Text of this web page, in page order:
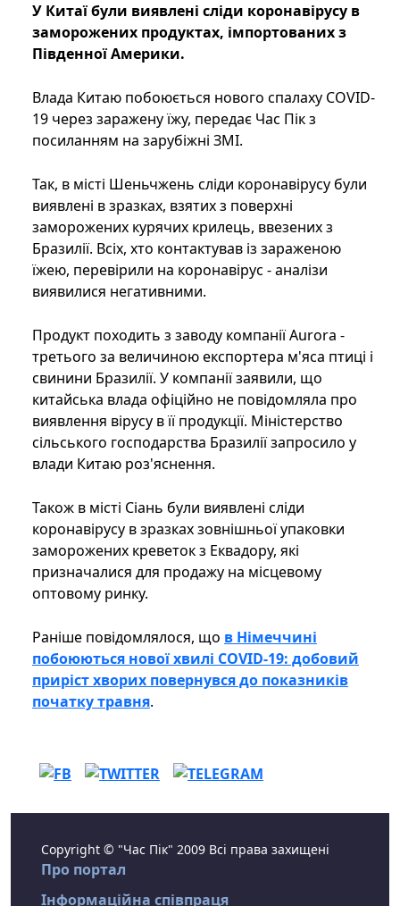
У Китаї були виявлені сліди коронавірусу в
заморожених продуктах, імпортованих з
Південної Америки.
Влада Китаю побоюється нового спалаху COVID-
19 через заражену їжу, передає Час Пік з
посиланням на зарубіжні ЗМІ.
Так, в місті Шеньчжень сліди коронавірусу були
виявлені в зразках, взятих з поверхні
заморожених курячих крилець, ввезених з
Бразилії. Всіх, хто контактував із зараженою
їжею, перевірили на коронавірус - аналізи
виявилися негативними.
Продукт походить з заводу компанії Aurora -
третього за величиною експортера м'яса птиці і
свинини Бразилії. У компанії заявили, що
китайська влада офіційно не повідомляла про
виявлення вірусу в її продукції. Міністерство
сільського господарства Бразилії запросило у
влади Китаю роз'яснення.
Також в місті Сіань були виявлені сліди
коронавірусу в зразках зовнішньої упаковки
заморожених креветок з Еквадору, які
призначалися для продажу на місцевому
оптовому ринку.
Раніше повідомлялося, що в Німеччині
побоюються нової хвилі COVID-19: добовий
приріст хворих повернувся до показників
початку травня.
Copyright © "Час Пік" 2009 Всі права захищені
Про портал
Інформаційна співпраця